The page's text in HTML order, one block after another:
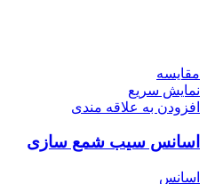
مقايسه
نمایش سریع
افزودن به علاقه مندی
اسانس سیب شمع سازی
اسانس